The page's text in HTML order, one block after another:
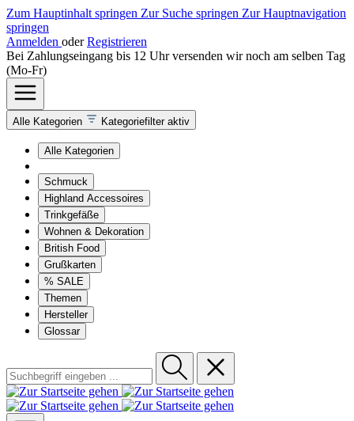
Zum Hauptinhalt springen Zur Suche springen Zur Hauptnavigation
springen
Anmelden oder Registrieren
Bei Zahlungseingang bis 12 Uhr versenden wir noch am selben Tag
(Mo-Fr)
Alle Kategorien Kategoriefilter aktiv
Alle Kategorien
Schmuck
Highland Accessoires
Trinkgefäße
Wohnen & Dekoration
British Food
Grußkarten
% SALE
Themen
Hersteller
Glossar